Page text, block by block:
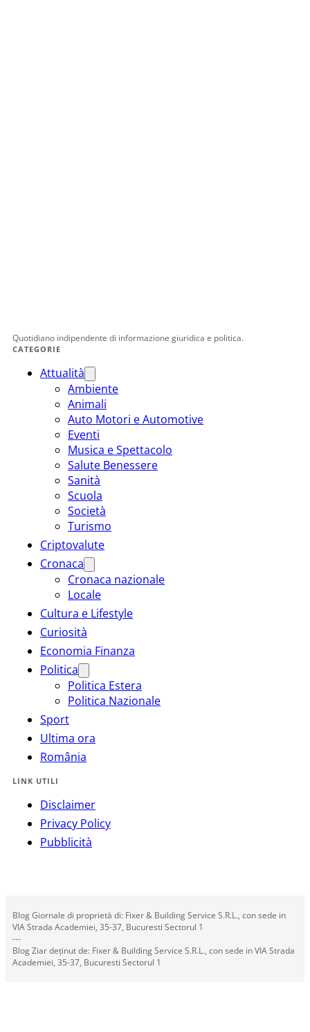
Quotidiano indipendente di informazione giuridica e politica.
CATEGORIE
Attualità
Ambiente
Animali
Auto Motori e Automotive
Eventi
Musica e Spettacolo
Salute Benessere
Sanità
Scuola
Società
Turismo
Criptovalute
Cronaca
Cronaca nazionale
Locale
Cultura e Lifestyle
Curiosità
Economia Finanza
Politica
Politica Estera
Politica Nazionale
Sport
Ultima ora
România
LINK UTILI
Disclaimer
Privacy Policy
Pubblicità
Blog Giornale di proprietà di: Fixer & Building Service S.R.L., con sede in
VIA Strada Academiei, 35-37, Bucuresti Sectorul 1
---
Blog Ziar deținut de: Fixer & Building Service S.R.L., con sede in VIA Strada
Academiei, 35-37, Bucuresti Sectorul 1